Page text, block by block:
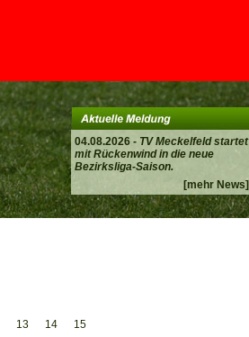
04.08.2026 - TV Meckelfeld startet
mit Rückenwind in die neue
Bezirksliga-Saison.
[mehr News]
13 14 15